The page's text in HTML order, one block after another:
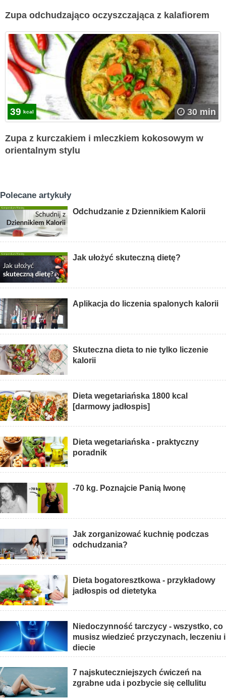
Zupa odchudzająco oczyszczająca z kalafiorem
39 kcal 30 min
Zupa z kurczakiem i mleczkiem kokosowym w
orientalnym stylu
Polecane artykuły
Odchudzanie z Dziennikiem Kalorii
Jak ułożyć skuteczną dietę?
Aplikacja do liczenia spalonych kalorii
Skuteczna dieta to nie tylko liczenie
kalorii
Dieta wegetariańska 1800 kcal
[darmowy jadłospis]
Dieta wegetariańska - praktyczny
poradnik
-70 kg. Poznajcie Panią Iwonę
Jak zorganizować kuchnię podczas
odchudzania?
Dieta bogatoresztkowa - przykładowy
jadłospis od dietetyka
Niedoczynność tarczycy - wszystko, co
musisz wiedzieć przyczynach, leczeniu i
diecie
7 najskuteczniejszych ćwiczeń na
zgrabne uda i pozbycie się cellulitu